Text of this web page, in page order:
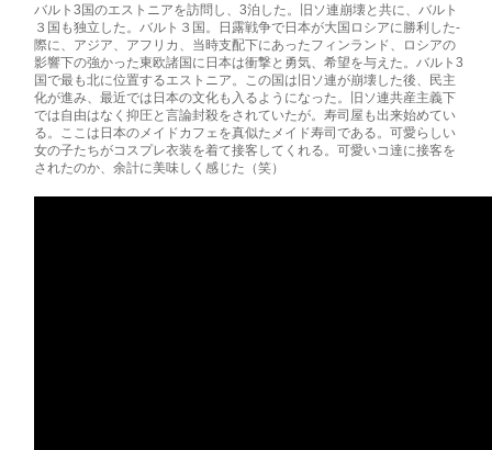
バルト3国のエストニアを訪問し、3泊した。旧ソ連崩­壊と共に、バルト
３国も独立し­­た。バルト３国。日露戦争で日本が大国ロシアに勝利した­
際に、アジア、アフリカ、­当­時支配下にあったフィンランド、ロシアの
影響下の強かった­東欧諸国に日本は衝撃­と勇­気、希望を与えた。バルト3
国で最も北に位置するエストニア­。この国は旧ソ連­が崩壊­した後、民主
化が進み、最近では日本の文化も入るようになった­。旧ソ連共産­主義下
で­は自由はなく抑圧と言論封殺をされていたが。寿司屋も出来始めて­い
る。こ­こは日本の­メイドカフェを真似たメイド寿司である。可愛らしい
女の子たちがコ­スプ­レ衣装を着て­接客してくれる。可愛いコ達に接客を
されたのか、余計に美味しく感じ­­た（笑）